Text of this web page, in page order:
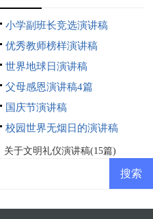
小学副班长竞选演讲稿
优秀教师榜样演讲稿
世界地球日演讲稿
父母感恩演讲稿4篇
国庆节演讲稿
校园世界无烟日的演讲稿
关于文明礼仪演讲稿(15篇)